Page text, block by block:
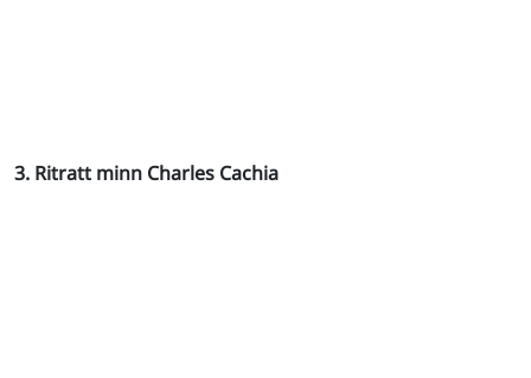
3. Ritratt minn Charles Cachia